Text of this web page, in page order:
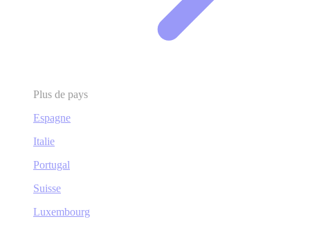
Plus de pays
Espagne
Italie
Portugal
Suisse
Luxembourg